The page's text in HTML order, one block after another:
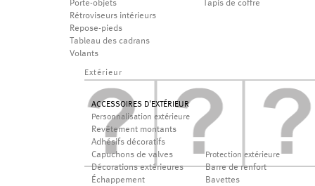
Porte-objets
Rétroviseurs intérieurs
Repose-pieds
Tableau des cadrans
Volants
Tapis de coffre
Extérieur
ACCESSOIRES D'EXTÉRIEUR
Personnalisation extérieure
Revêtement montants
Adhésifs décoratifs
Capuchons de valves
Décorations extérieures
Échappement
Protection extérieure
Barre de renfort
Bavettes